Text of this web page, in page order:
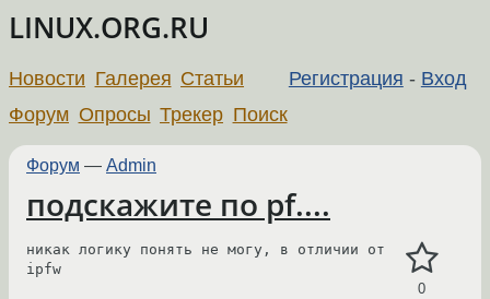
LINUX.ORG.RU
Регистрация - Вход
Новости Галерея Статьи
Форум Опросы Трекер Поиск
Форум — Admin
подскажите по pf....
0
никак логику понять не могу, в отличии от
ipfw